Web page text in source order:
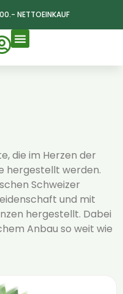
NETTOEINKAUF
die im Herzen der
hergestellt werden.
Schweizer
und mit
hergestellt. Dabei
Anbau so weit wie